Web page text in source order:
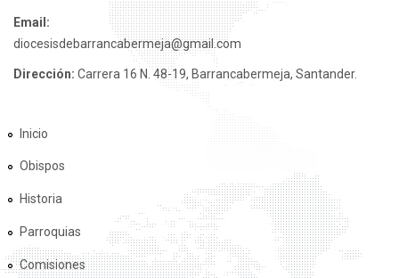
Email:
diocesisdebarrancabermeja@gmail.com
Dirección: Carrera 16 N. 48-19, Barrancabermeja, Santander.
Inicio
Obispos
Historia
Parroquias
Comisiones